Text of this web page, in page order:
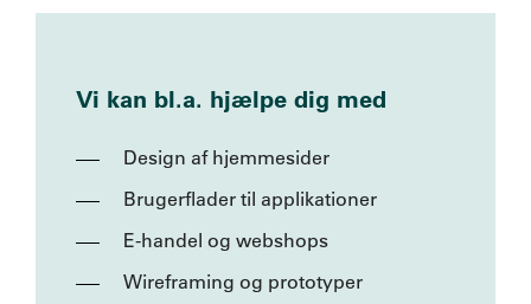
Vi kan bl.a. hjælpe dig med
Design af hjemmesider
Brugerflader til applikationer
E-handel og webshops
Wireframing og prototyper